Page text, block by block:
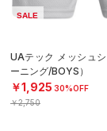
SALE
UAテック メッシュ
ーニング/BOYS）
￥1,925 30%OFF
￥2,750